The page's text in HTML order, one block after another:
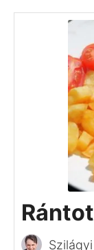
A bunda
olajnak,
megkapjuk
igazi
bunda, puha
Jó étvágyat!